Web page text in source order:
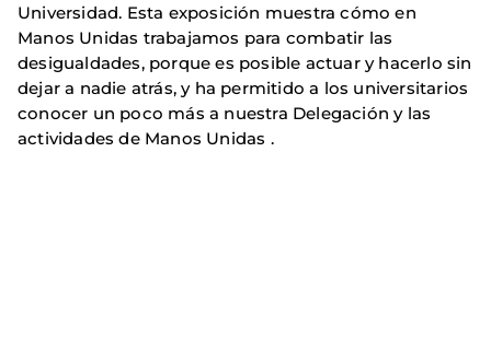
Universidad. Esta exposición muestra cómo en
Manos Unidas trabajamos para combatir las
desigualdades, porque es posible actuar y hacerlo sin
dejar a nadie atrás, y ha permitido a los universitarios
conocer un poco más a nuestra Delegación y las
actividades de Manos Unidas .